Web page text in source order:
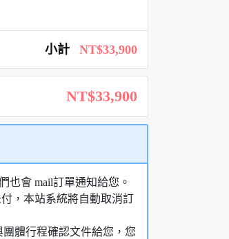
小計 NT$33,900
NT$33,900
也會 mail訂單通知給您。
，本站系統將自動取消訂
體行程確認文件給您，您